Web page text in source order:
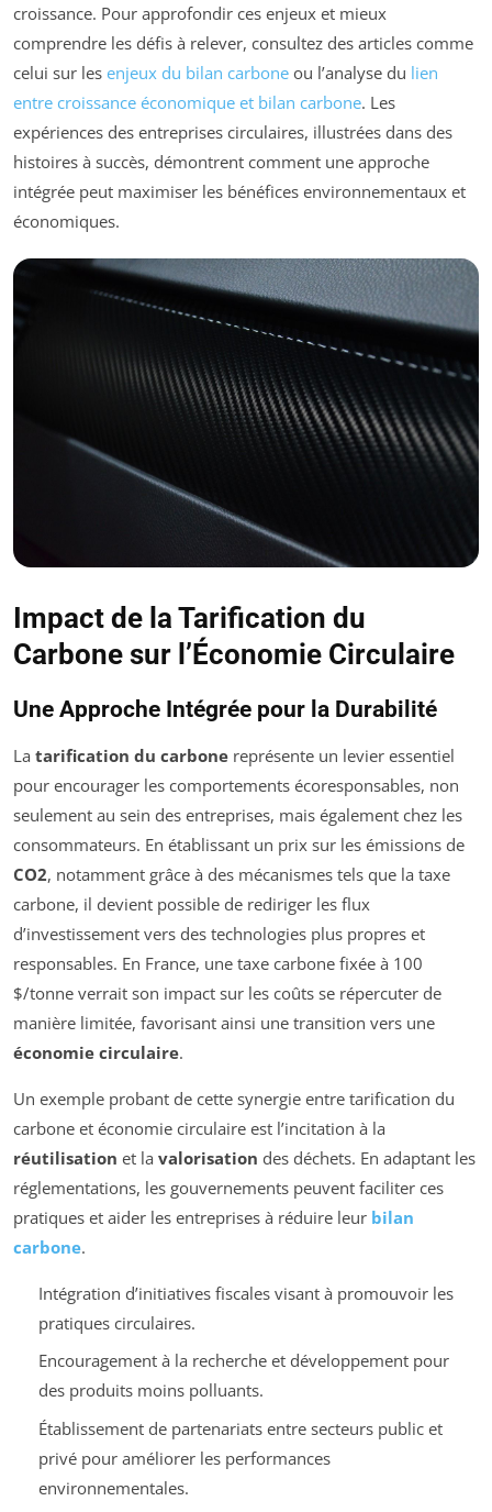
croissance. Pour approfondir ces enjeux et mieux
comprendre les défis à relever, consultez des articles comme
celui sur les enjeux du bilan carbone ou l’analyse du lien
entre croissance économique et bilan carbone. Les
expériences des entreprises circulaires, illustrées dans des
histoires à succès, démontrent comment une approche
intégrée peut maximiser les bénéfices environnementaux et
économiques.
Impact de la Tarification du
Carbone sur l’Économie Circulaire
Une Approche Intégrée pour la Durabilité
La tarification du carbone représente un levier essentiel
pour encourager les comportements écoresponsables, non
seulement au sein des entreprises, mais également chez les
consommateurs. En établissant un prix sur les émissions de
CO2, notamment grâce à des mécanismes tels que la taxe
carbone, il devient possible de rediriger les flux
d’investissement vers des technologies plus propres et
responsables. En France, une taxe carbone fixée à 100
$/tonne verrait son impact sur les coûts se répercuter de
manière limitée, favorisant ainsi une transition vers une
économie circulaire.
Un exemple probant de cette synergie entre tarification du
carbone et économie circulaire est l’incitation à la
réutilisation et la valorisation des déchets. En adaptant les
réglementations, les gouvernements peuvent faciliter ces
pratiques et aider les entreprises à réduire leur bilan
carbone.
Intégration d’initiatives fiscales visant à promouvoir les
pratiques circulaires.
Encouragement à la recherche et développement pour
des produits moins polluants.
Établissement de partenariats entre secteurs public et
privé pour améliorer les performances
environnementales.